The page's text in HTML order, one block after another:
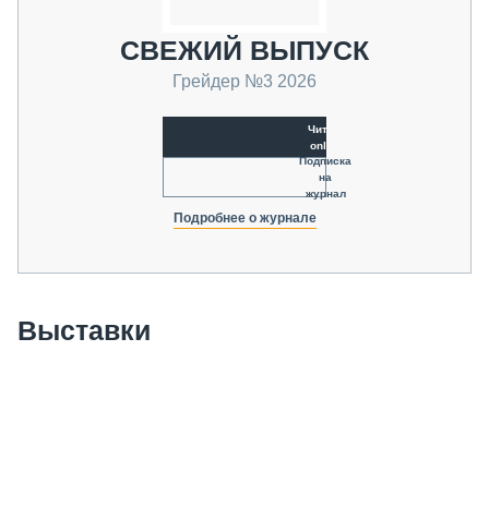
СВЕЖИЙ ВЫПУСК
Грейдер №3 2026
Читать
online
Подписка
на
журнал
Подробнее о журнале
Выставки